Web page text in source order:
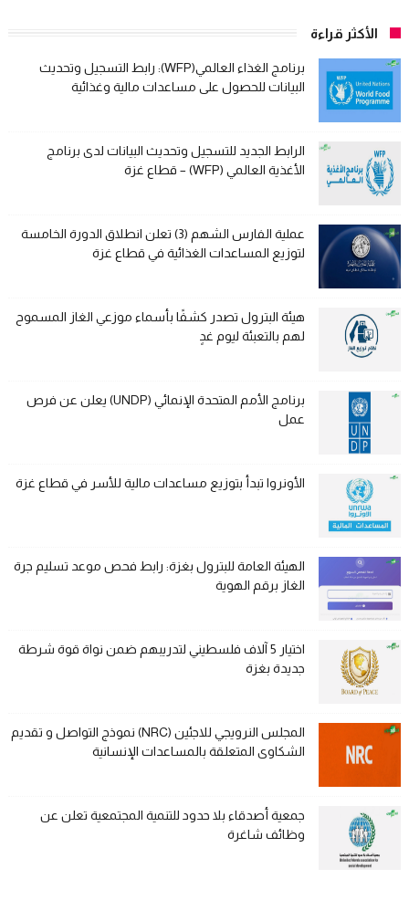
الأكثر قراءة
برنامج الغذاء العالمي(WFP): رابط التسجيل وتحديث
البيانات للحصول على مساعدات مالية وغذائية
الرابط الجديد للتسجيل وتحديث البيانات لدى برنامج
الأغذية العالمي (WFP) – قطاع غزة
عملية الفارس الشهم (3) تعلن انطلاق الدورة الخامسة
لتوزيع المساعدات الغذائية في قطاع غزة
هيئة البترول تصدر كشفًا بأسماء موزعي الغاز المسموح
لهم بالتعبئة ليوم غدٍ
برنامج الأمم المتحدة الإنمائي (UNDP) يعلن عن فرص
عمل
الأونروا تبدأ بتوزيع مساعدات مالية للأسر في قطاع غزة
الهيئة العامة للبترول بغزة: رابط فحص موعد تسليم جرة
الغاز برقم الهوية
اختيار 5 آلاف فلسطيني لتدريبهم ضمن نواة قوة شرطة
جديدة بغزة
المجلس النرويجي للاجئين (NRC) نموذج التواصل و تقديم
الشكاوى المتعلقة بالمساعدات الإنسانية
جمعية أصدقاء بلا حدود للتنمية المجتمعية تعلن عن
وظائف شاغرة